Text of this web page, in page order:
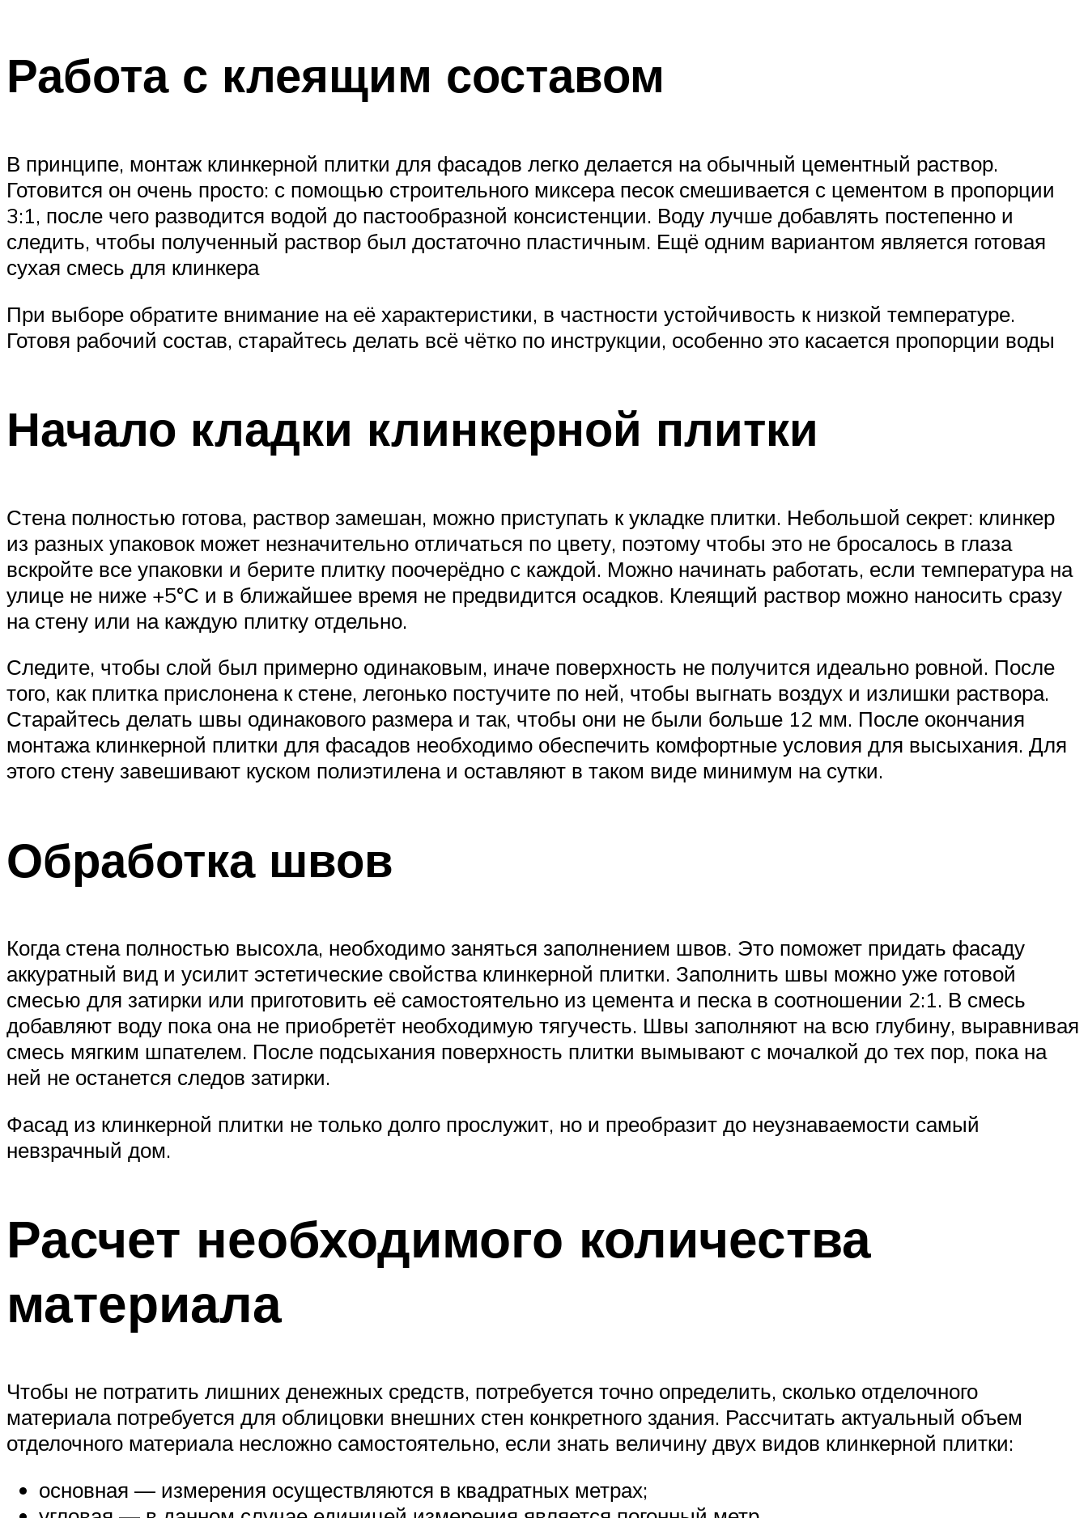
Работа с клеящим составом
В принципе, монтаж клинкерной плитки для фасадов легко делается на обычный цементный раствор.
Готовится он очень просто: с помощью строительного миксера песок смешивается с цементом в пропорции
3:1, после чего разводится водой до пастообразной консистенции. Воду лучше добавлять постепенно и
следить, чтобы полученный раствор был достаточно пластичным. Ещё одним вариантом является готовая
сухая смесь для клинкера
При выборе обратите внимание на её характеристики, в частности устойчивость к низкой температуре.
Готовя рабочий состав, старайтесь делать всё чётко по инструкции, особенно это касается пропорции воды
Начало кладки клинкерной плитки
Стена полностью готова, раствор замешан, можно приступать к укладке плитки. Небольшой секрет: клинкер
из разных упаковок может незначительно отличаться по цвету, поэтому чтобы это не бросалось в глаза
вскройте все упаковки и берите плитку поочерёдно с каждой. Можно начинать работать, если температура на
улице не ниже +5°С и в ближайшее время не предвидится осадков. Клеящий раствор можно наносить сразу
на стену или на каждую плитку отдельно.
Следите, чтобы слой был примерно одинаковым, иначе поверхность не получится идеально ровной. После
того, как плитка прислонена к стене, легонько постучите по ней, чтобы выгнать воздух и излишки раствора.
Старайтесь делать швы одинакового размера и так, чтобы они не были больше 12 мм. После окончания
монтажа клинкерной плитки для фасадов необходимо обеспечить комфортные условия для высыхания. Для
этого стену завешивают куском полиэтилена и оставляют в таком виде минимум на сутки.
Обработка швов
Когда стена полностью высохла, необходимо заняться заполнением швов. Это поможет придать фасаду
аккуратный вид и усилит эстетические свойства клинкерной плитки. Заполнить швы можно уже готовой
смесью для затирки или приготовить её самостоятельно из цемента и песка в соотношении 2:1. В смесь
добавляют воду пока она не приобретёт необходимую тягучесть. Швы заполняют на всю глубину, выравнивая
смесь мягким шпателем. После подсыхания поверхность плитки вымывают с мочалкой до тех пор, пока на
ней не останется следов затирки.
Фасад из клинкерной плитки не только долго прослужит, но и преобразит до неузнаваемости самый
невзрачный дом.
Расчет необходимого количества
материала
Чтобы не потратить лишних денежных средств, потребуется точно определить, сколько отделочного
материала потребуется для облицовки внешних стен конкретного здания. Рассчитать актуальный объем
отделочного материала несложно самостоятельно, если знать величину двух видов клинкерной плитки:
основная — измерения осуществляются в квадратных метрах;